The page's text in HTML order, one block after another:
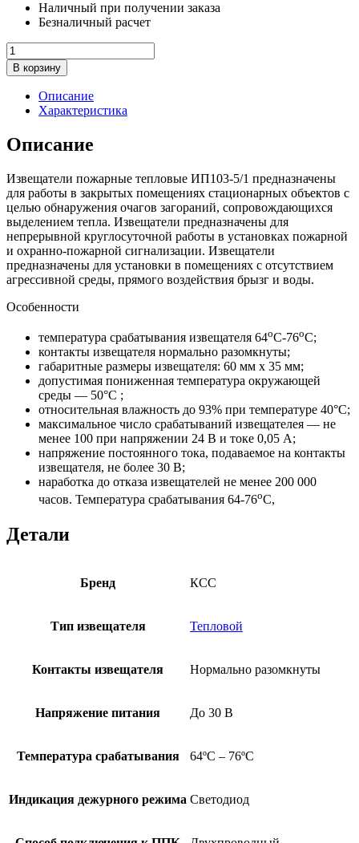
Наличный при получении заказа
Безналичный расчет
Количество
товара
Извещатель
пожарный
тепловой
103-
5/1-
(со
светодиодом)
В корзину
Описание
Характеристика
Описание
Извещатели пожарные тепловые ИП103-5/1 предназначены
для работы в закрытых помещениях стационарных объектов с
целью обнаружения очагов загораний, сопровождающихся
выделением тепла. Извещатели предназначены для
непрерывной круглосуточной работы в установках пожарной
и охранно-пожарной сигнализации. Извещатели
предназначены для установки в помещениях с отсутствием
агрессивной среды, прямого воздействия брызг и воды.
Особенности
температура срабатывания извещателя 64оС-76оС;
контакты извещателя нормально разомкнуты;
габаритные размеры извещателя: 60 мм х 35 мм;
допустимая пониженная температура окружающей
среды — 50°С ;
относительная влажность до 93% при температуре 40°С;
максимальное число срабатываний извещателея — не
менее 100 при напряжении 24 В и токе 0,05 А;
напряжение постоянного тока, подаваемое на контакты
извещателя, не более 30 В;
наработка до отказа извещателей не менее 200 000
часов. Температура срабатывания 64-76оС,
Детали
Бренд КСС
Тип извещателя Тепловой
Контакты извещателя Нормально разомкнуты
Напряжение питания До 30 В
Температура срабатывания 64ºС – 76ºС
Индикация дежурного режима Светодиод